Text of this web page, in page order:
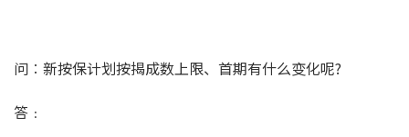
供款年期计算
问︰新按保计划按揭成数上限、首期有什么变化呢?
答﹕